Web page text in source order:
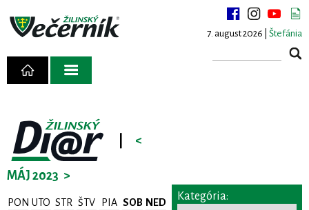
7. august 2026 | Štefánia
<
MÁJ 2023 >
PON UTO STR ŠTV PIA SOB NED Kategória: